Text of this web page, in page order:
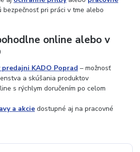
bezpečnosť pri práci v tme alebo
online alebo v
KADO Poprad – možnosť
a skúšania produktov
s rýchlym doručením po celom
a akcie dostupné aj na pracovné